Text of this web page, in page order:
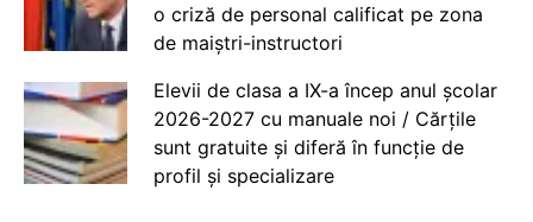
o criză de personal calificat pe zona
de maiștri-instructori
Elevii de clasa a IX-a încep anul școlar
2026-2027 cu manuale noi / Cărțile
sunt gratuite și diferă în funcție de
profil și specializare